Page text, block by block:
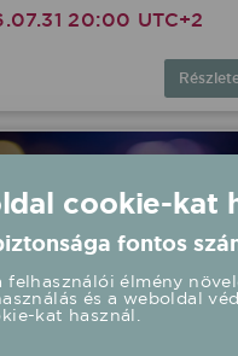
20:00 UTC+2
cookie-kat
fontos
felhasználói élmény
és a weboldal
kat használ.